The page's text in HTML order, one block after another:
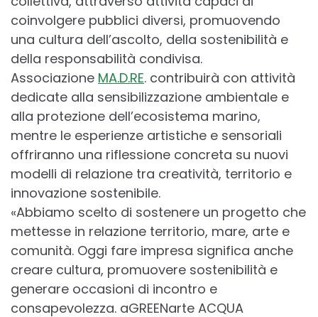
coinvolgere pubblici diversi, promuovendo
una cultura dell’ascolto, della sostenibilità e
della responsabilità condivisa.
Associazione MA.D.RE. contribuirà con attività
dedicate alla sensibilizzazione ambientale e
alla protezione dell’ecosistema marino,
mentre le esperienze artistiche e sensoriali
offriranno una riflessione concreta su nuovi
modelli di relazione tra creatività, territorio e
innovazione sostenibile.
«Abbiamo scelto di sostenere un progetto che
mettesse in relazione territorio, mare, arte e
comunità. Oggi fare impresa significa anche
creare cultura, promuovere sostenibilità e
generare occasioni di incontro e
consapevolezza. aGREENarte ACQUA